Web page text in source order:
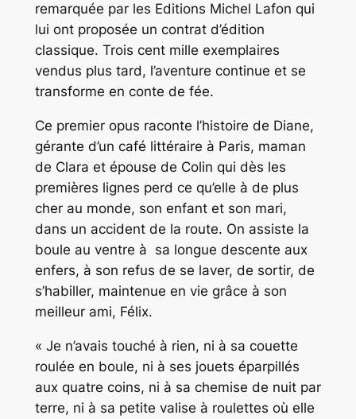
remarquée par les Editions Michel Lafon qui
lui ont proposée un contrat d’édition
classique. Trois cent mille exemplaires
vendus plus tard, l’aventure continue et se
transforme en conte de fée.
Ce premier opus raconte l’histoire de Diane,
gérante d’un café littéraire à Paris, maman
de Clara et épouse de Colin qui dès les
premières lignes perd ce qu’elle à de plus
cher au monde, son enfant et son mari,
dans un accident de la route. On assiste la
boule au ventre à sa longue descente aux
enfers, à son refus de se laver, de sortir, de
s’habiller, maintenue en vie grâce à son
meilleur ami, Félix.
« Je n’avais touché à rien, ni à sa couette
roulée en boule, ni à ses jouets éparpillés
aux quatre coins, ni à sa chemise de nuit par
terre, ni à sa petite valise à roulettes où elle